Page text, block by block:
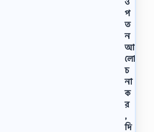
প
ত
ন
আ
লো
চ
না
ক
র
,
দি